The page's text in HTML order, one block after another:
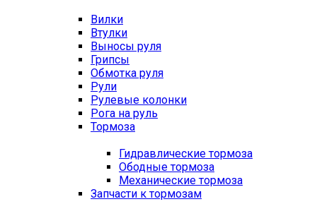
Вилки
Втулки
Выносы руля
Грипсы
Обмотка руля
Рули
Рулевые колонки
Рога на руль
Тормоза
Гидравлические тормоза
Ободные тормоза
Механические тормоза
Запчасти к тормозам